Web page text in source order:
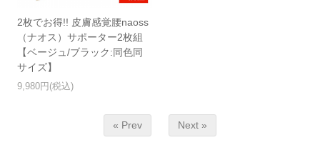
2枚でお得!! 皮膚感覚腰naoss
（ナオス）サポーター2枚組
【ベージュ/ブラック:同色同
サイズ】
9,980円(税込)
« Prev Next »